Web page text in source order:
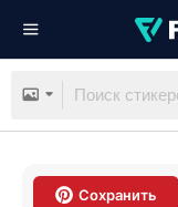
Сохранить